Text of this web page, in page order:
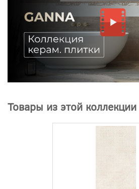
Товары из этой коллекции